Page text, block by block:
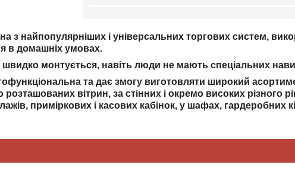
з найпопулярніших і універсальних торгових систем,
в домашніх умовах.
швидко монтується, навіть люди не мають спеціальних
та дає змогу виготовляти широкий
розташованих вітрин, за стінних і окремо високих різного
приміркових і касових кабінок, у шафах, гардеробних